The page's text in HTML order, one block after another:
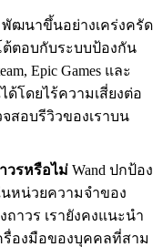
พัฒนาขึ้นอย่างเคร่งครัด
ต้ตอบกับระบบป้องกัน
Epic Games และ
โดยไร้ความเสี่ยงต่อ
สอบรีวิวของเราบน
วรหรือไม่ Wand ปกป้อง
หน่วยความจำของ
าวร เรายังคงแนะนำ
องมือของบุคคลที่สาม